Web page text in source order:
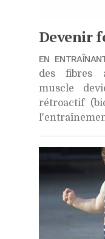
Devenir
EN
des fibres
muscle
rétroactif